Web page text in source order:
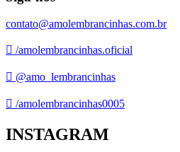
contato@amolembrancinhas.com.br
/amolembrancinhas.oficial
@amo_lembrancinhas
/amolembrancinhas0005
INSTAGRAM